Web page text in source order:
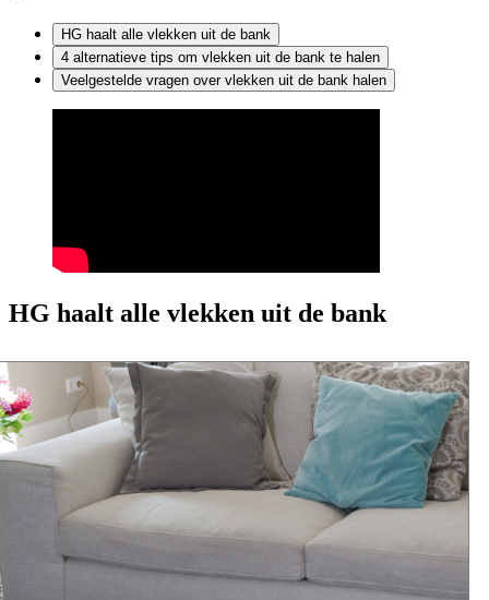
HG haalt alle vlekken uit de bank
4 alternatieve tips om vlekken uit de bank te halen
Veelgestelde vragen over vlekken uit de bank halen
HG haalt alle vlekken uit de bank